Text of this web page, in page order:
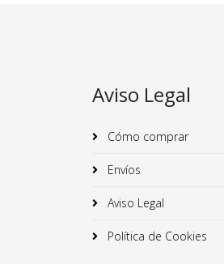
Aviso Legal
Cómo comprar
Envíos
Aviso Legal
Política de Cookies